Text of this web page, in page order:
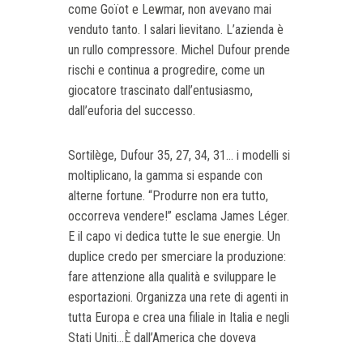
come Goïot e Lewmar, non avevano mai
venduto tanto. I salari lievitano. L’azienda è
un rullo compressore. Michel Dufour prende
rischi e continua a progredire, come un
giocatore trascinato dall’entusiasmo,
dall’euforia del successo.
Sortilège, Dufour 35, 27, 34, 31... i modelli si
moltiplicano, la gamma si espande con
alterne fortune. “Produrre non era tutto,
occorreva vendere!” esclama James Léger.
E il capo vi dedica tutte le sue energie. Un
duplice credo per smerciare la produzione:
fare attenzione alla qualità e sviluppare le
esportazioni. Organizza una rete di agenti in
tutta Europa e crea una filiale in Italia e negli
Stati Uniti...È dall’America che doveva